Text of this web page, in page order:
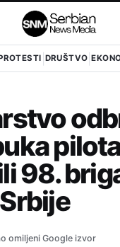
DRUŠTVO
98.
omiljeni Google izvor